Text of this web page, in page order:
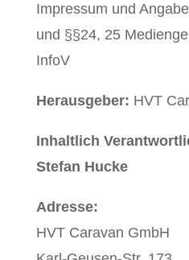
Impressum und
und §§24, 25
InfoV
Herausgeber: HVT
Inhaltlich
Stefan Hucke
Adresse:
HVT Caravan GmbH